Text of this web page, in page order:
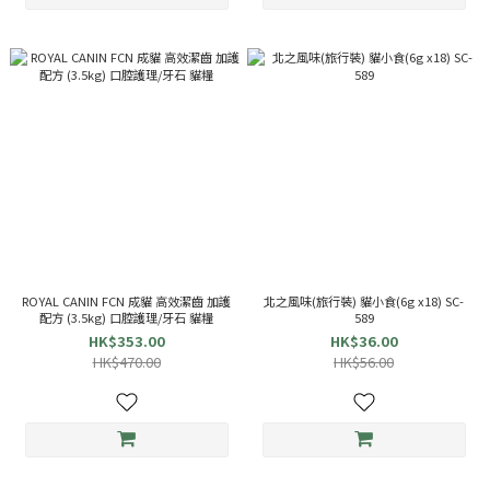
ROYAL CANIN FCN 成貓 高效潔齒 加護
配方 (3.5kg) 口腔護理/牙石 貓糧
HK$353.00
HK$470.00
北之風味(旅行裝) 貓小食(6g x18) SC-
589
HK$36.00
HK$56.00